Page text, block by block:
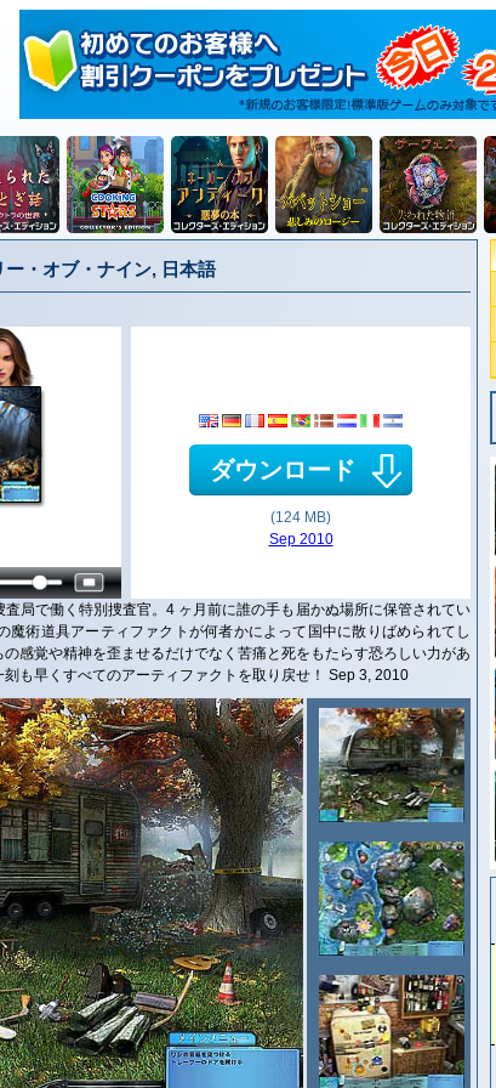
・オブ・ナイン, 日本語
ダウンロード
(124 MB)
Sep 2010
局で働く特別捜査官。4 ヶ月前に誰の手も届かぬ場所に保管されてい
魔術道具アーティファクトが何者かによって国中に散りばめられてし
感覚や精神を歪ませるだけでなく苦痛と死をもたらす恐ろしい力があ
も早くすべてのアーティファクトを取り戻せ！ Sep 3, 2010